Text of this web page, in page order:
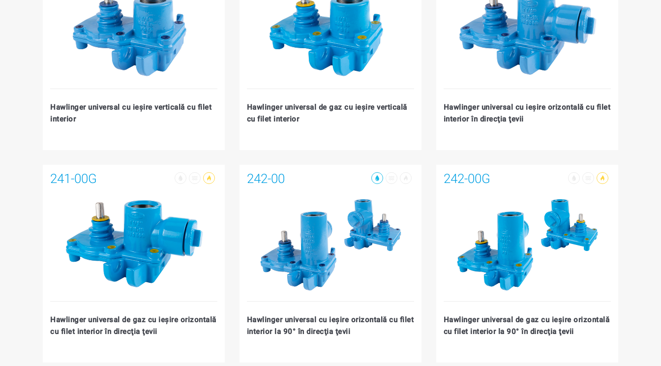
Hawlinger universal cu ieşire verticală cu filet
interior
Hawlinger universal de gaz cu ieşire verticală
cu filet interior
Hawlinger universal cu ieşire orizontală cu filet
interior în direcţia ţevii
241-00G
Hawlinger universal de gaz cu ieşire orizontală
cu filet interior în direcţia ţevii
242-00
Hawlinger universal cu ieşire orizontală cu filet
interior la 90° în direcţia ţevii
242-00G
Hawlinger universal de gaz cu ieşire orizontală
cu filet interior la 90° în direcţia ţevii